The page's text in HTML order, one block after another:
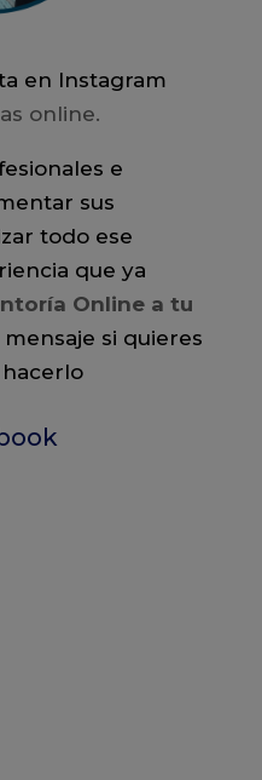
en Instagram
online.
e
sus
todo ese
que ya
Online a tu
si quieres